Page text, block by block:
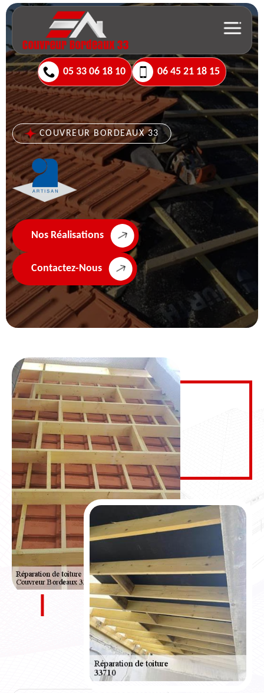
05 33 06 18 10 06 45 21 18 15
COUVREUR BORDEAUX 33
Nos Réalisations
Contactez-Nous